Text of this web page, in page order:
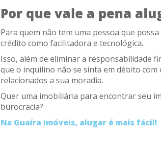
Por que vale a pena
Para quem não tem uma pessoa que
crédito como facilitadora e tecnológica.
Isso, além de eliminar a responsabilidade
que o inquilino não se sinta em débito
relacionados a sua moradia.
Quer uma imobiliária para encontrar seu
burocracia?
Na Guaíra Imóveis, alugar é mais fácil!